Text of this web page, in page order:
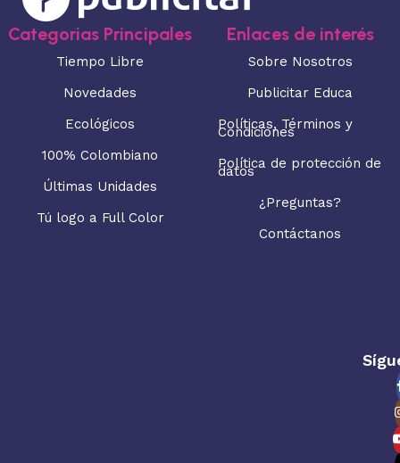
Categorias Principales
Tiempo Libre
Novedades
Ecológicos
100% Colombiano
Últimas Unidades
Tú logo a Full Color
Enlaces de interés
Sobre Nosotros
Publicitar Educa
Políticas, Términos y
Condiciones
Política de protección de
datos
¿Preguntas?
Contáctanos